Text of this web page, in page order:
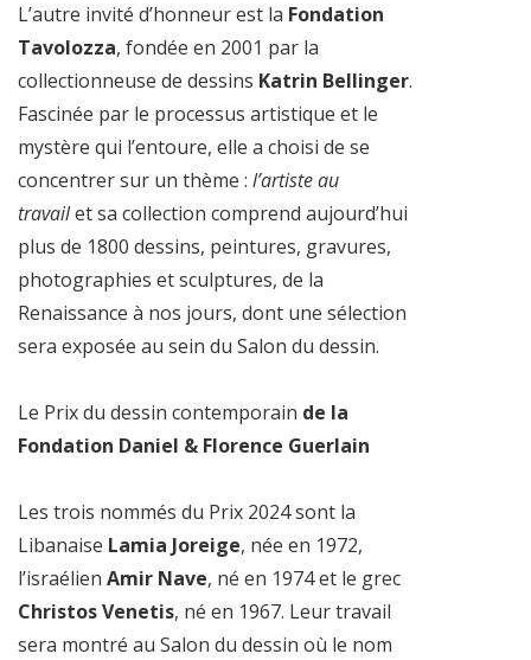
L’autre invité d’honneur est la Fondation
Tavolozza, fondée en 2001 par la
collectionneuse de dessins Katrin Bellinger.
Fascinée par le processus artistique et le
mystère qui l’entoure, elle a choisi de se
concentrer sur un thème : l’artiste au
travailet sa collection comprend aujourd’hui
plus de 1800 dessins, peintures, gravures,
photographies et sculptures, de la
Renaissance à nos jours, dont une sélection
sera exposée au sein du Salon du dessin.
Le Prix du dessin contemporain de la
Fondation Daniel & Florence Guerlain
Les trois nommés du Prix 2024 sont la
Libanaise Lamia Joreige, née en 1972,
l’israélien Amir Nave, né en 1974 et le grec
Christos Venetis, né en 1967. Leur travail
sera montré au Salon du dessin où le nom